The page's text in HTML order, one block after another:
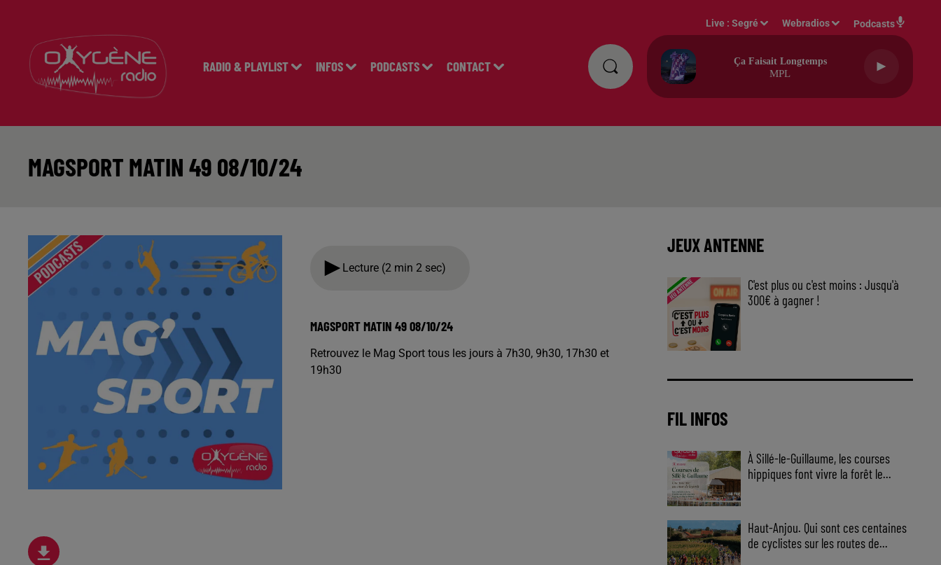
RADIO & PLAYLIST INFOS PODCASTS CONTACT
Live :Segré Webradios Podcasts
Ça Faisait Longtemps
MPL
MAGSPORT MATIN 49 08/10/24
Lecture (2 min 2 sec)
MAGSPORT MATIN 49 08/10/24
Retrouvez le Mag Sport tous les jours à 7h30, 9h30, 17h30 et
19h30
JEUX ANTENNE
C'est plus ou c'est moins : Jusqu'à
300€ à gagner !
FIL INFOS
À Sillé-le-Guillaume, les courses
hippiques font vivre la forêt le...
Haut-Anjou. Qui sont ces centaines
de cyclistes sur les routes de...